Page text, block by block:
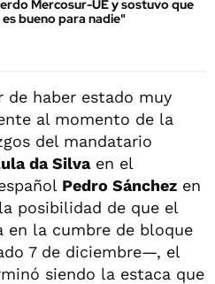
Mercosur-UE y sostuvo que
bueno para nadie"
de haber estado muy
al momento de la
del mandatario
da Silvaen el
Pedro Sánchez en
posibilidad de que el
en la cumbre de bloque
7 de diciembre—, el
siendo la estaca que